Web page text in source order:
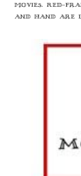
movies. Red-
and hand are